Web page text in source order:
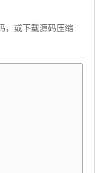
，或下载源码压缩